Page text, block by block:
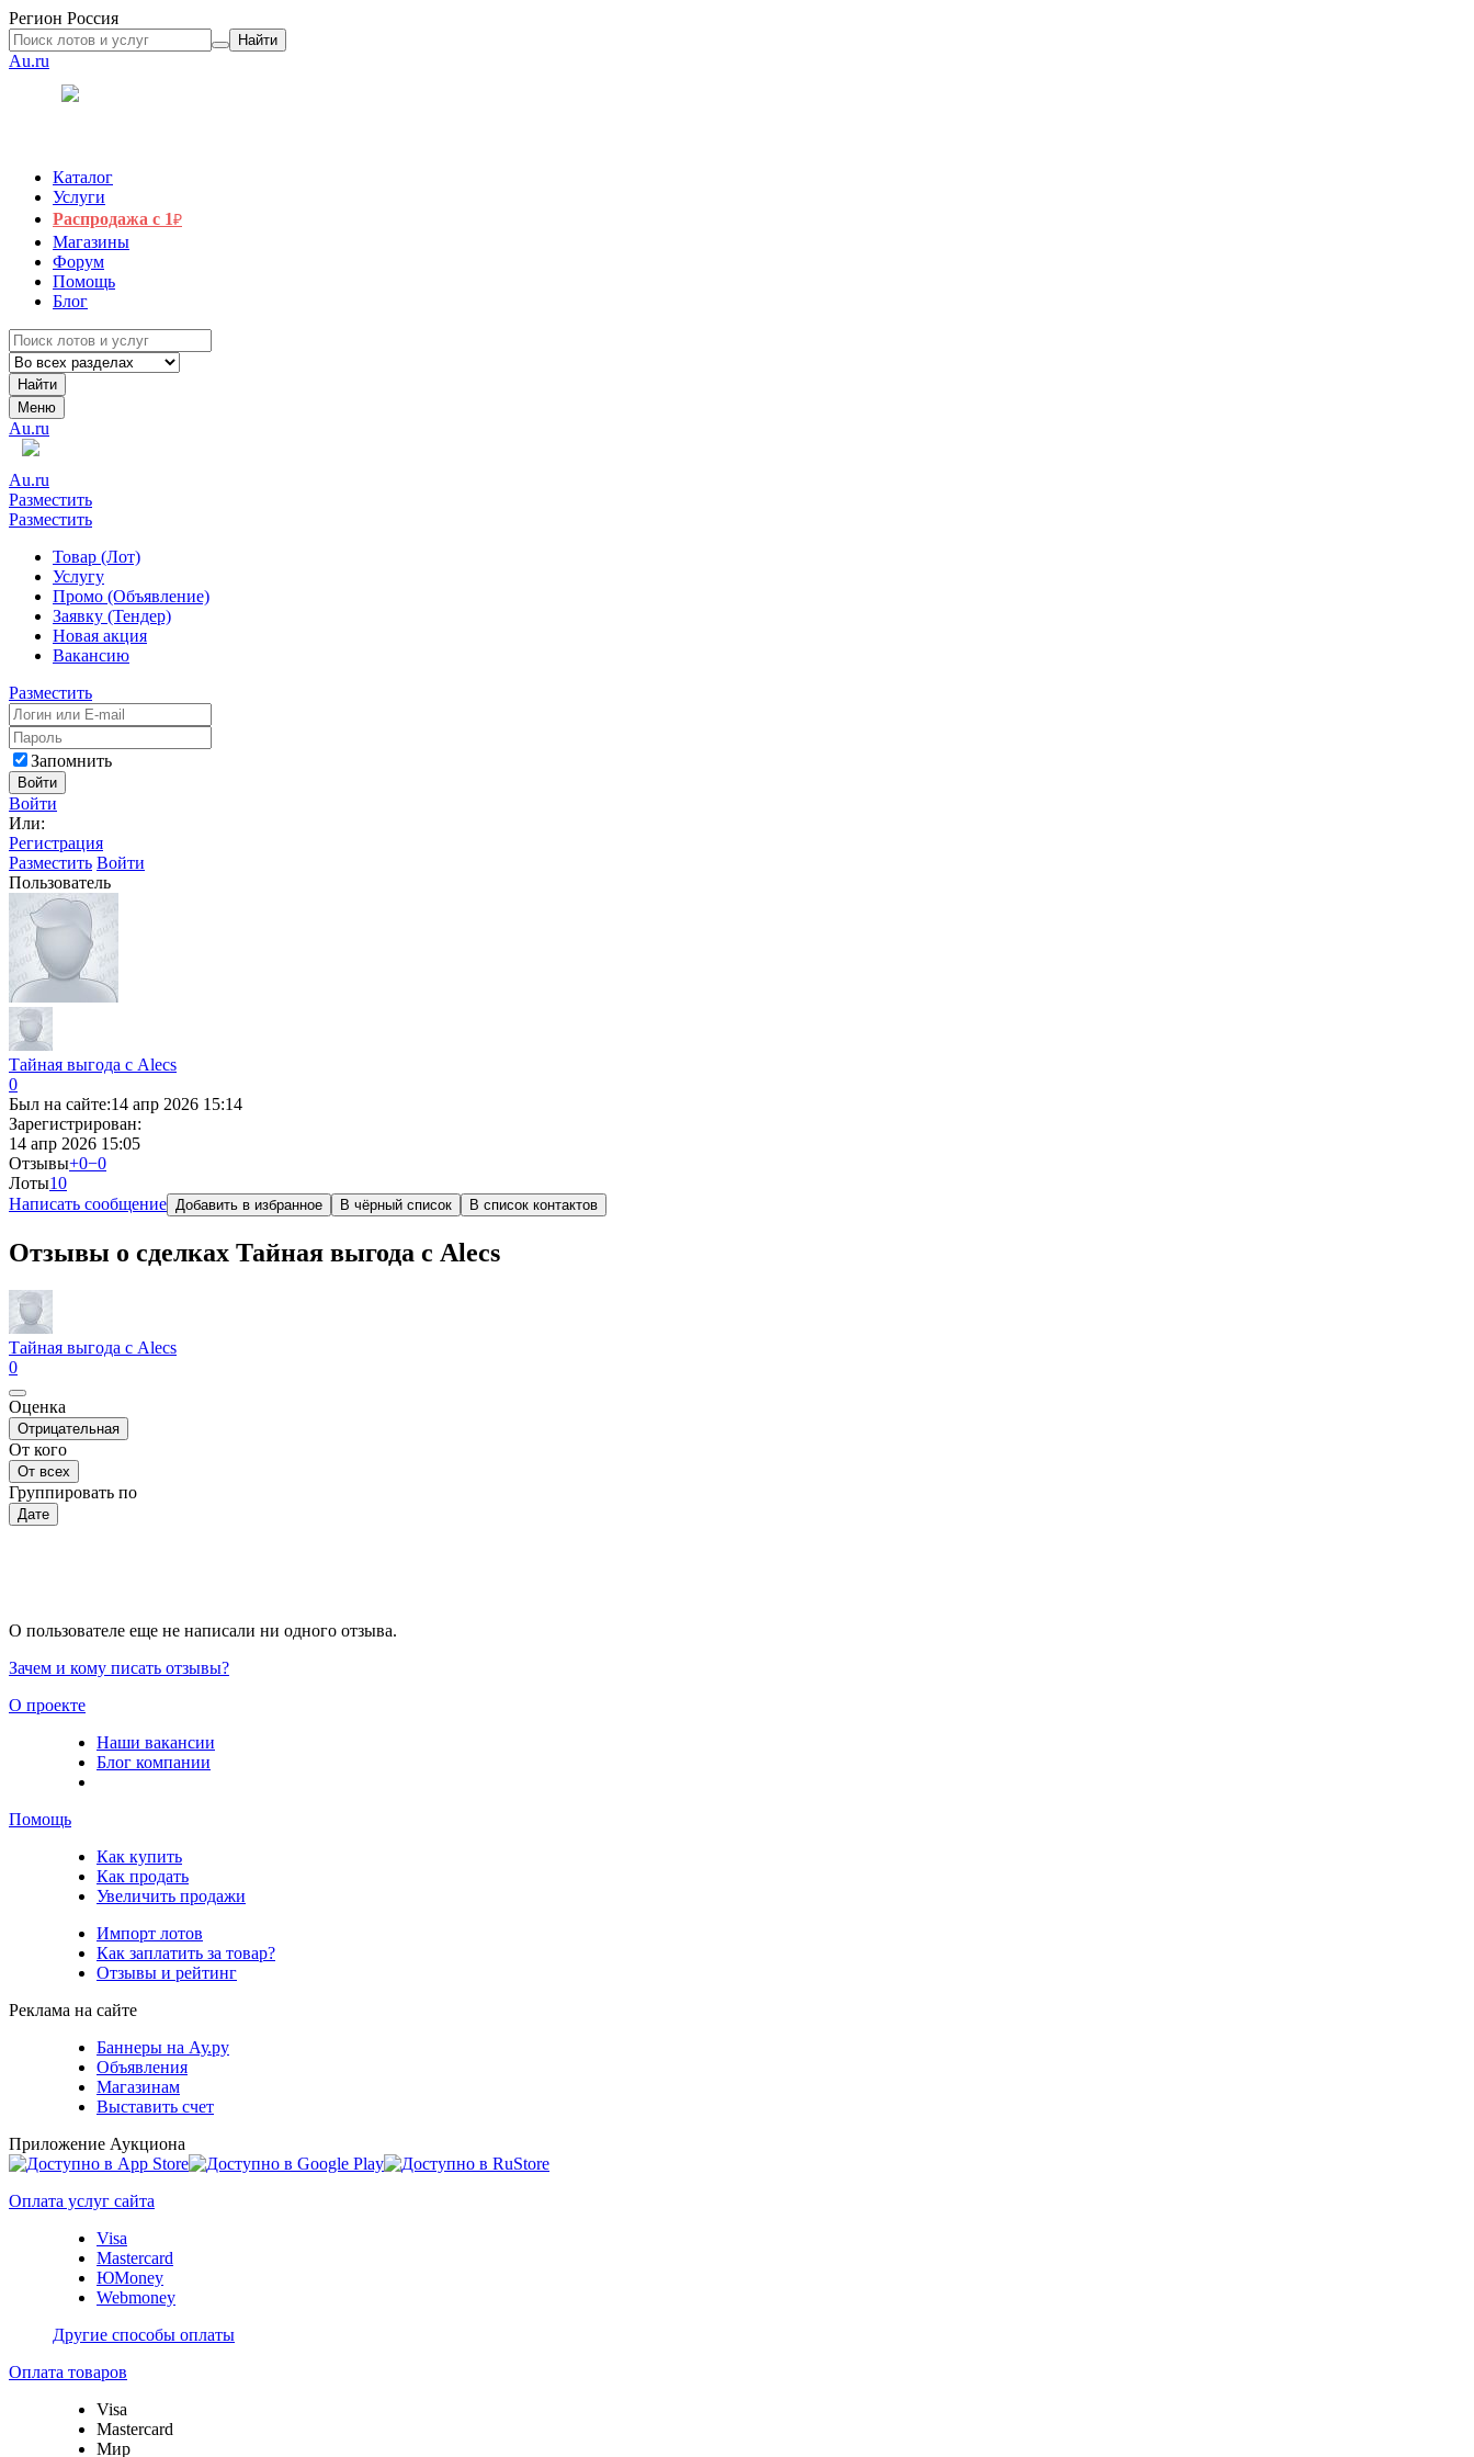
Регион Россия
Найти
Au.ru
Каталог
Услуги
Распродажа с 1₽
Магазины
Форум
Помощь
Блог
Найти
Меню
Au.ru
Au.ru
Разместить
Разместить
Товар (Лот)
Услугу
Промо (Объявление)
Заявку (Тендер)
Новая акция
Вакансию
Разместить
Запомнить
Войти
Войти
Или:
Регистрация
Разместить Войти
Пользователь
Тайная выгода с Alecs
0
Был на сайте:14 апр 2026 15:14
Зарегистрирован:
14 апр 2026 15:05
Отзывы+0−0
Лоты10
Написать сообщение Добавить в избранное В чёрный список В список контактов
Отзывы о сделках Тайная выгода с Alecs
Тайная выгода с Alecs
0
Оценка
Отрицательная
От кого
От всех
Группировать по
Дате
О пользователе еще не написали ни одного отзыва.
Зачем и кому писать отзывы?
О проекте
Наши вакансии
Блог компании
Помощь
Как купить
Как продать
Увеличить продажи
Импорт лотов
Как заплатить за товар?
Отзывы и рейтинг
Реклама на сайте
Баннеры на Ау.ру
Объявления
Магазинам
Выставить счет
Приложение Аукциона
Оплата услуг сайта
Visa
Mastercard
ЮMoney
Webmoney
Другие способы оплаты
Оплата товаров
Visa
Mastercard
Мир